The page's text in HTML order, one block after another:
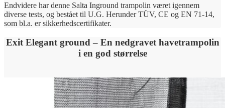
Endvidere har denne Salta Inground trampolin været igennem
diverse tests, og bestået til U.G. Herunder TÜV, CE og EN 71-14,
som bl.a. er sikkerhedscertifikater.
Exit Elegant ground – En nedgravet havetrampolin
i en god størrelse